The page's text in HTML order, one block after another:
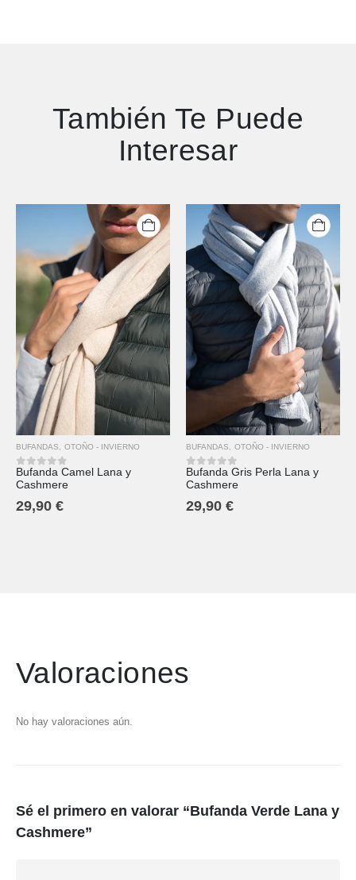
También Te Puede
Interesar
BUFANDAS OTOÑO - INVIERNO
0out of 5
Bufanda Camel Lana y
Cashmere
29,90 €
BUFANDAS OTOÑO - INVIERNO
0out of 5
Bufanda Gris Perla Lana y
Cashmere
29,90 €
Valoraciones
No hay valoraciones aún.
Sé el primero en valorar “Bufanda Verde Lana y
Cashmere”